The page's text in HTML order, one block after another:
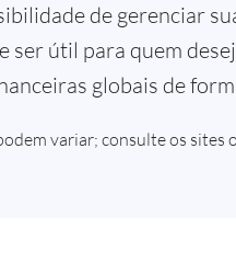
de gerenciar
ser útil para quem
globais de
variar; consulte os sites